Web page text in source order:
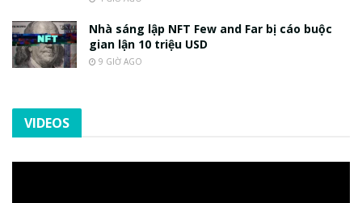
Nhà sáng lập NFT Few and Far bị cáo buộc
gian lận 10 triệu USD
9 GIỜ AGO
VIDEOS